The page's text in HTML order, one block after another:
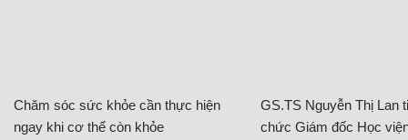
Chăm sóc sức khỏe cần thực hiện
ngay khi cơ thể còn khỏe
GS.TS Nguyễn Thị Lan
chức Giám đốc Học